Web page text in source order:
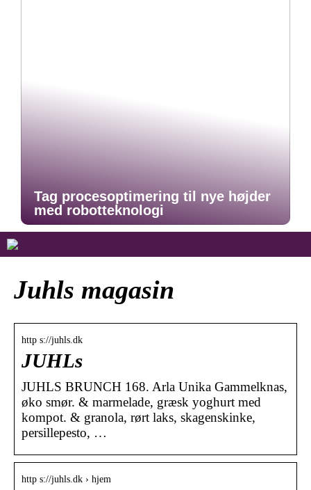
Tag procesoptimering til nye højder
med robotteknologi
Juhls magasin
http s://juhls.dk
JUHLs
JUHLS BRUNCH 168. Arla Unika Gammelknas,
øko smør. & marmelade, græsk yoghurt med
kompot. & granola, rørt laks, skagenskinke,
persillepesto, …
http s://juhls.dk › hjem